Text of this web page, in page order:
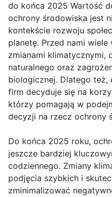
do końca 2025 Wartość
ochrony środowiska jest
kontekście rozwoju
planetę. Przed nami
zmianami klimatycznymi,
naturalnego oraz
biologicznej. Dlatego
firm decyduje się na
którzy pomagają w
decyzji na rzecz ochrony
Do końca 2025 roku,
jeszcze bardziej
codziennego. Zmiany
podjęcia szybkich i
zminimalizować